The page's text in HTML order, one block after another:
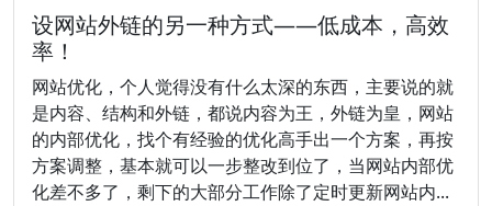
设网站外链的另一种方式——低成本，高效
率！
网站优化，个人觉得没有什么太深的东西，主要说的就
是内容、结构和外链，都说内容为王，外链为皇，网站
的内部优化，找个有经验的优化高手出一个方案，再按
方案调整，基本就可以一步整改到位了，当网站内部优
化差不多了，剩下的大部分工作除了定时更新网站内...